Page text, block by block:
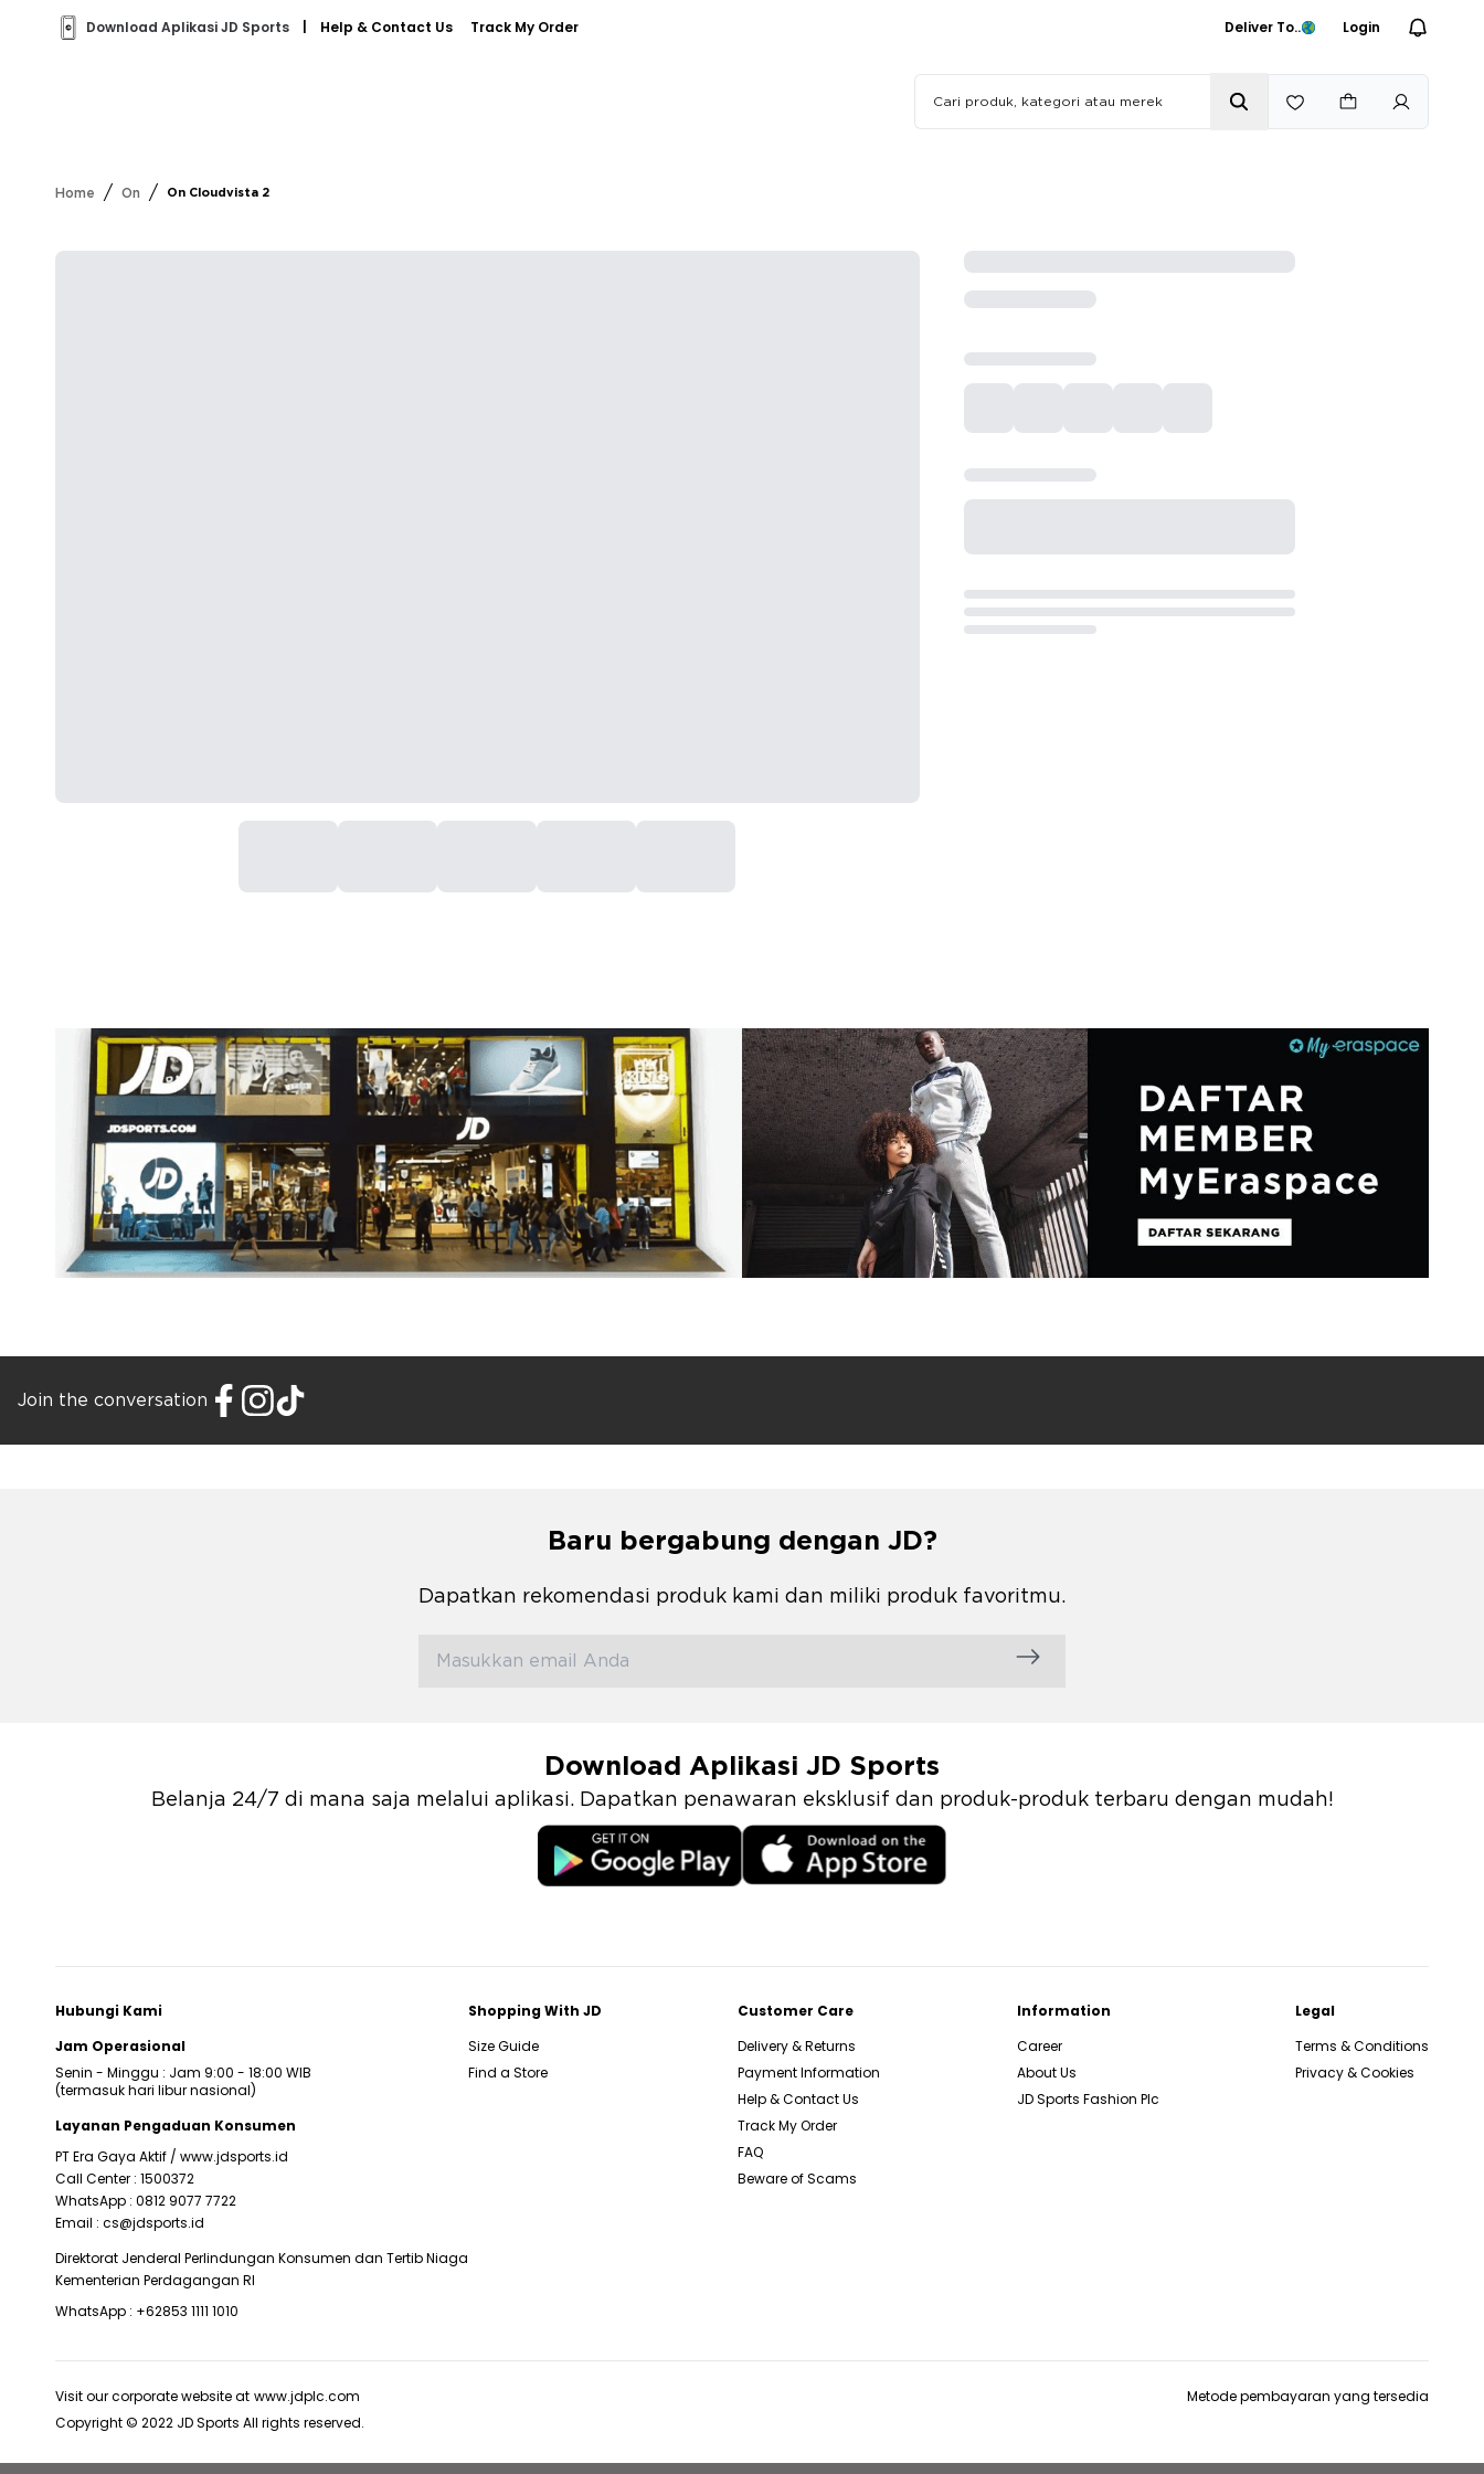
Download Aplikasi JD Sports Help & Contact Us Track My Order Deliver To.. Login
Home / On / On Cloudvista 2
Join the conversation
Baru bergabung dengan JD?
Dapatkan rekomendasi produk kami dan miliki produk favoritmu.
Download Aplikasi JD Sports
Belanja 24/7 di mana saja melalui aplikasi. Dapatkan penawaran eksklusif dan produk-produk terbaru dengan mudah!
Hubungi Kami
Jam Operasional
Senin - Minggu : Jam 9:00 - 18:00 WIB
(termasuk hari libur nasional)
Layanan Pengaduan Konsumen
PT Era Gaya Aktif / www.jdsports.id
Call Center : 1500372
WhatsApp : 0812 9077 7722
Email : cs@jdsports.id
Direktorat Jenderal Perlindungan Konsumen dan Tertib Niaga
Kementerian Perdagangan RI
WhatsApp : +62853 1111 1010
Shopping With JD
Size Guide
Find a Store
Customer Care
Delivery & Returns
Payment Information
Help & Contact Us
Track My Order
FAQ
Beware of Scams
Information
Career
About Us
JD Sports Fashion Plc
Legal
Terms & Conditions
Privacy & Cookies
Visit our corporate website at www.jdplc.com
Copyright © 2022 JD Sports All rights reserved.
Metode pembayaran yang tersedia